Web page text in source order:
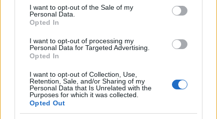
consent section.
I want to opt-out of the Sale of my
Personal Data.
Opted In
I want to opt-out of processing my
Personal Data for Targeted Advertising.
Opted In
I want to opt-out of Collection, Use,
Retention, Sale, and/or Sharing of my
Personal Data that Is Unrelated with the
Purposes for which it was collected.
Opted Out
Για το αν χάθηκε η δεύτερη θέση για τον
Ολυμπιακό είπε: «Πλέον, δεν εξαρτάται από εμάς.
Αυτό που εμείς πρέπει να κάνουμε είναι να
και πέρα, εξαρτάται από τος υπόλοιπους τι θα
κάνουμε».